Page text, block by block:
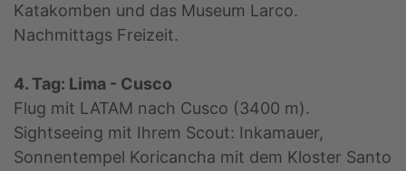
Katakomben und das Museum Larco.
Nachmittags Freizeit.
4. Tag: Lima - Cusco
Flug mit LATAM nach Cusco (3400 m).
Sightseeing mit Ihrem Scout: Inkamauer,
Sonnentempel Koricancha mit dem Kloster Santo